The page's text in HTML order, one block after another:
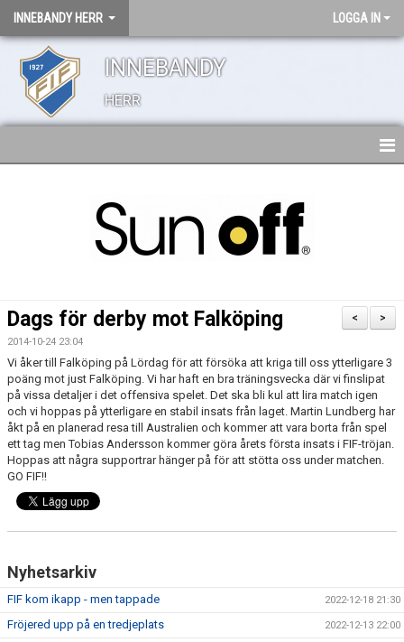
INNEBANDY HERR LOGGA IN
INNEBANDY
HERR
DOKUMENT
KONTAKT
TABELL & RESULTAT
MATCHER
>
<
Dags för derby mot Falköping
2014-10-24 23:04
Vi åker till Falköping på Lördag för att försöka att kriga till oss ytterligare 3
poäng mot just Falköping. Vi har haft en bra träningsvecka där vi finslipat
på vissa detaljer i det offensiva spelet. Det ska bli kul att lira match igen
och vi hoppas på ytterligare en stabil insats från laget. Martin Lundberg har
åkt på en planerad resa till Australien och kommer att vara borta från spel
ett tag men Tobias Andersson kommer göra årets första insats i FIF-tröjan.
Hoppas att några supportrar hänger på för att stötta oss under matchen.
GO FIF!!
Nyhetsarkiv
FIF kom ikapp - men tappade 2022-12-18 21:30
Fröjered upp på en tredjeplats 2022-12-13 22:00